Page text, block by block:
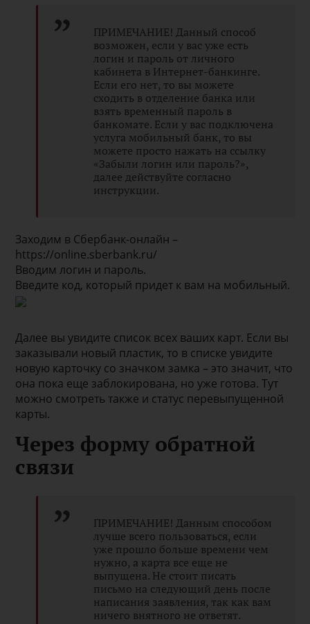
ПРИМЕЧАНИЕ! Данный способ
возможен, если у вас уже есть
логин и пароль от личного
кабинета в Интернет-банкинге.
Если его нет, то вы можете
сходить в отделение банка или
взять временный пароль в
банкомате. Если у вас подключена
услуга мобильный банк, то вы
можете просто нажать на ссылку
«Забыли логин или пароль?»,
далее действуйте согласно
инструкции.
Заходим в Сбербанк-онлайн –
https://online.sberbank.ru/
Вводим логин и пароль.
Введите код, который придет к вам на мобильный.
Далее вы увидите список всех ваших карт. Если вы
заказывали новый пластик, то в списке увидите
новую карточку со значком замка – это значит, что
она пока еще заблокирована, но уже готова. Тут
можно смотреть также и статус перевыпущенной
карты.
Через форму обратной
связи
ПРИМЕЧАНИЕ! Данным способом
лучше всего пользоваться, если
уже прошло больше времени чем
нужно, а карта все еще не
выпущена. Не стоит писать
письмо на следующий день после
написания заявления, так как вам
ничего внятного не ответят.